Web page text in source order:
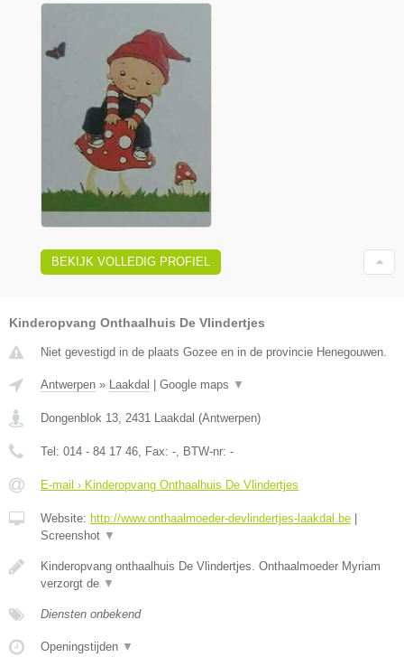
BEKIJK VOLLEDIG PROFIEL
Kinderopvang Onthaalhuis De Vlindertjes
Niet gevestigd in de plaats Gozee en in de provincie Henegouwen.
Antwerpen » Laakdal Google maps ▼
Dongenblok 13, 2431 Laakdal (Antwerpen)
Tel: 014 - 84 17 46, Fax: -, BTW-nr: -
E-mail › Kinderopvang Onthaalhuis De Vlindertjes
Website: http://www.onthaalmoeder-devlindertjes-laakdal.be
Screenshot ▼
Kinderopvang onthaalhuis De Vlindertjes. Onthaalmoeder Myriam
verzorgt de ▼
Diensten onbekend
Openingstijden ▼